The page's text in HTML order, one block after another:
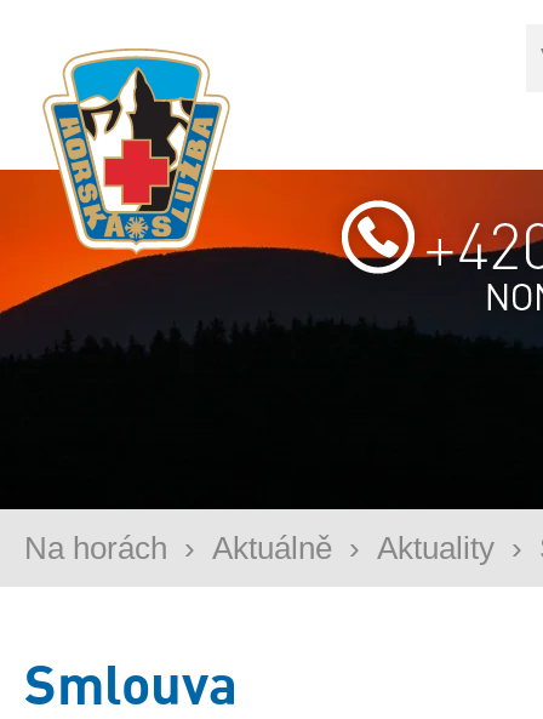
Na horách › Aktuálně › Aktuality ›
Smlouva